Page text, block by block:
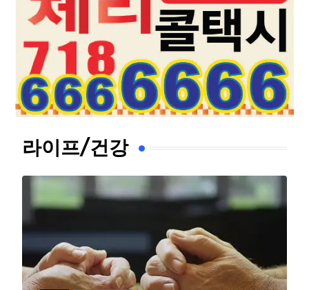
라이프/건강